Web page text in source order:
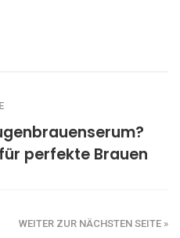
perfekte Brauen
WEITER ZUR NÄCHSTEN SEITE »